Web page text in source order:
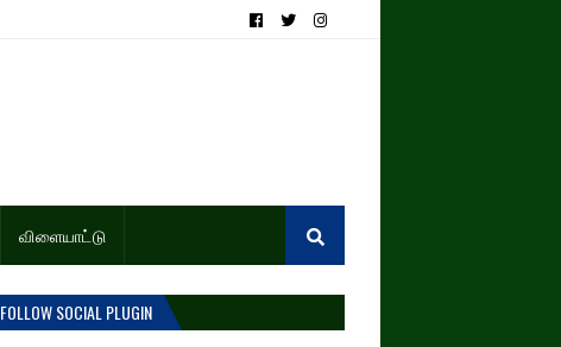
விளையாட்டு
FOLLOW SOCIAL PLUGIN